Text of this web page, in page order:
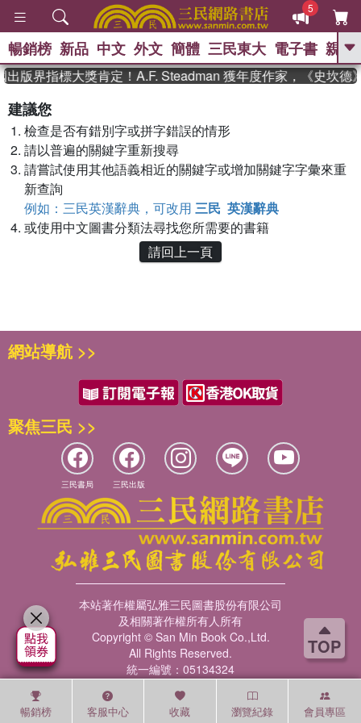
TOP
5
GO
史是一群喵 、
獎 臺灣漫遊錄
登輝時代 、 數學女孩：黎曼猜想 、
暢銷榜 新品 中文 外文 簡體 三民東大 電子書 親子
版界指標大獎肯定！A.F. Steadman 獲年度作家，《史坎德
建議您
檢查是否有錯別字或拼字錯誤的情形
請以普遍的關鍵字重新搜尋
請嘗試使用其他語義相近的關鍵字或增加關鍵字字彙來重
新查詢
例如：三民英漢辭典，可改用 三民 英漢辭典
或使用中文圖書分類法尋找您所需要的書籍
請回上一頁
暢銷榜 客服中心 收藏 瀏覽紀錄 會員專區
網站導航 >>
聚焦三民 >>
三民書局 三民出版
本站著作權屬弘雅三民圖書股份有限公司
及相關著作權所有人所有
Copyright © San Min Book Co.,Ltd.
All Rights Reserved.
統一編號：05134324